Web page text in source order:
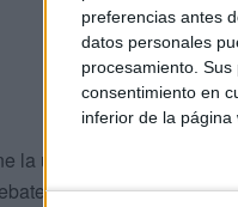
preferencias antes
datos personales
procesamiento.
consentimiento en
inferior de la página
la única manera de
está zanjado sin